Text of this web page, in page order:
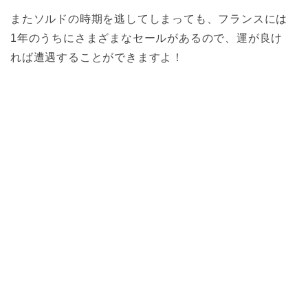
またソルドの時期を逃してしまっても、フランスには
1年のうちにさまざまなセールがあるので、運が良け
れば遭遇することができますよ！